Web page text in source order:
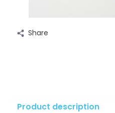
Share
Product description